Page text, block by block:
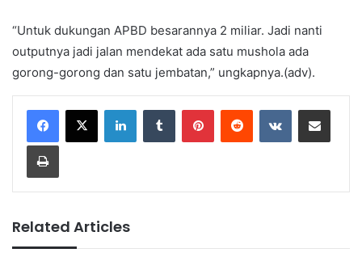
“Untuk dukungan APBD besarannya 2 miliar. Jadi nanti
outputnya jadi jalan mendekat ada satu mushola ada
gorong-gorong dan satu jembatan,” ungkapnya.(adv).
LinkedInTumblr PinterestReddit VKontakteShare via Email
Print
Related Articles